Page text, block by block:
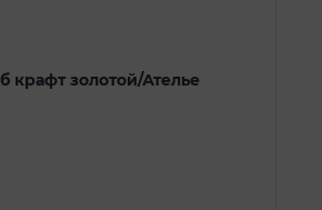
крафт золотой/Ателье